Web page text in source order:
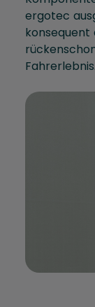
ergotec
konsequent
Fahrerlebnis.